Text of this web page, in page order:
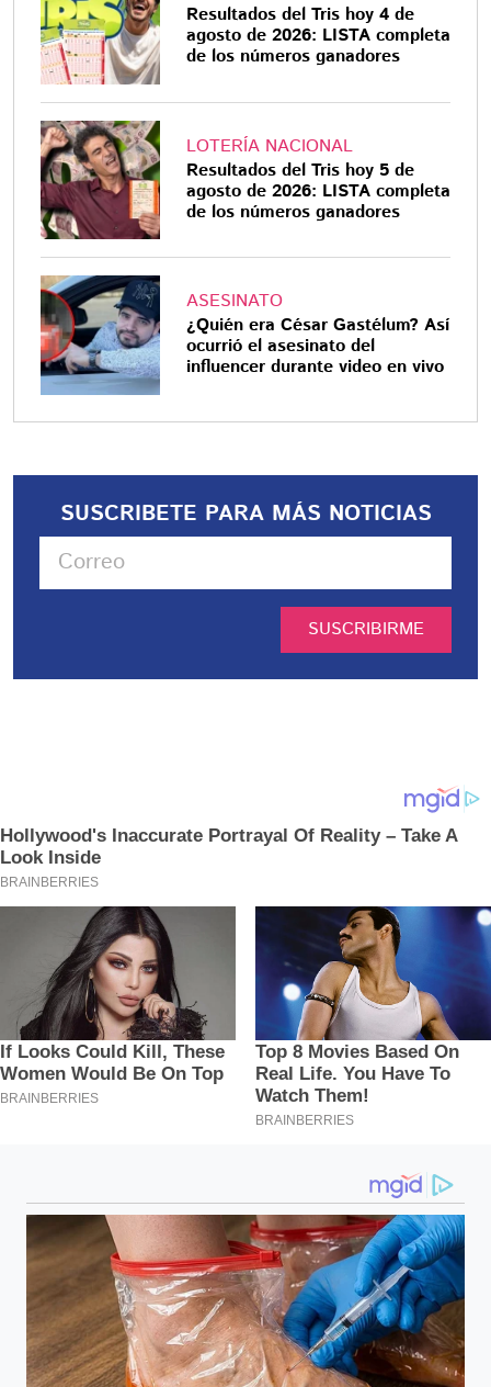
Resultados del Tris hoy 4 de
agosto de 2026: LISTA completa
de los números ganadores
LOTERÍA NACIONAL
Resultados del Tris hoy 5 de
agosto de 2026: LISTA completa
de los números ganadores
ASESINATO
¿Quién era César Gastélum? Así
ocurrió el asesinato del
influencer durante video en vivo
SUSCRIBETE PARA MÁS NOTICIAS
SUSCRIBIRME